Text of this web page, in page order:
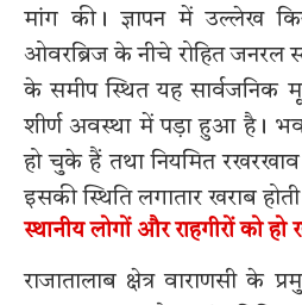
मांग की। ज्ञापन में उल्लेख
ओवरब्रिज के नीचे रोहित जनरल
के समीप स्थित यह सार्वजनिक
शीर्ण अवस्था में पड़ा हुआ है।
हो चुके हैं तथा नियमित
इसकी स्थिति लगातार खराब
स्थानीय लोगों और राहगीरों को हो
राजातालाब क्षेत्र वाराणसी के